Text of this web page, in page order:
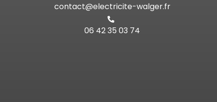
contact@electricite-walger.fr
06 42 35 03 74